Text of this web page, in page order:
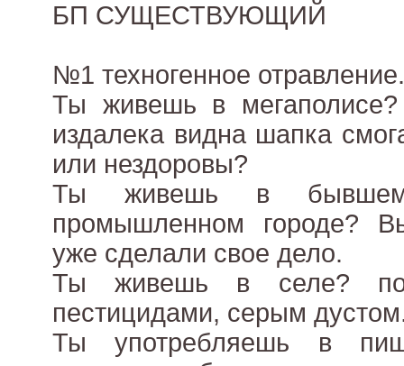
БП СУЩЕСТВУЮЩИЙ
№1 техногенное отравление.
Ты живешь в
издалека видна шапка
или нездоровы?
Ты живешь в
промышленном городе?
уже сделали свое дело.
Ты живешь в селе?
пестицидами, серым
Ты употребляешь в